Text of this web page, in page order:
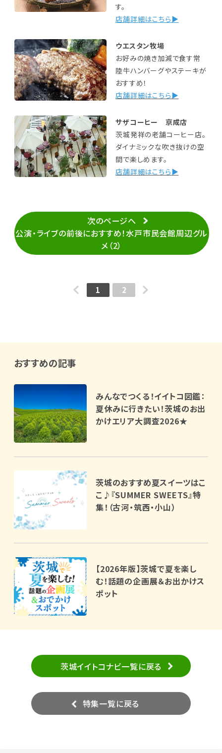
す。
店舗詳細はこちら▶
ウエスタン牧場
お好みの焼き加減で食す常
陸牛ハンバーグやステーキが
おすすめ！
店舗詳細はこちら▶
サザコーヒー 京成店
茨城発祥の老舗コーヒー店。
ダイナミックな吹き抜けの空
間で楽しめます。
店舗詳細はこちら▶
次のページへ
公演・ライブの前後におすすめ！水戸市民会館周辺グル
メ（2）
1 2
おすすめの記事
みんなでつくる！イイトコ図鑑：
夏休みに行きたい！茨城のお出
かけエリア大調査2026★
茨城のおすすめ夏スイーツはこ
こ♪『SUMMER SWEETS』特
集！（古河・筑西・小山）
【2026年版】茨城で夏を楽し
む！話題の企画展＆お出かけス
ポット
茨城イイトコナビ一覧に戻る
特集一覧に戻る